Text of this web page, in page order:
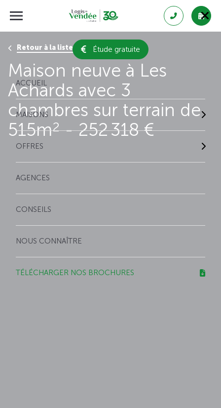
Étude gratuite
ACCUEIL
MAISONS
OFFRES
AGENCES
CONSEILS
NOUS CONNAÎTRE
TÉLÉCHARGER NOS BROCHURES
Retour à la liste des résultats
Maison neuve à Les
Achards avec 3
chambres sur terrain de
515m2- 252 318 €